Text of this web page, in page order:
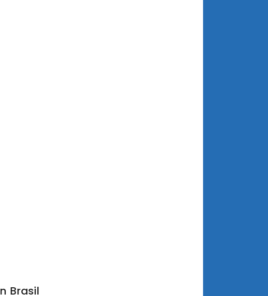
Brasil